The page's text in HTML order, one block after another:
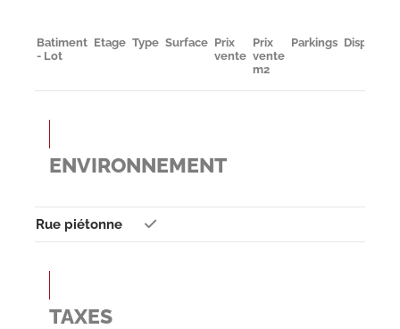
Batiment
- Lot
Etage Type Surface Prix
vente
Prix
vente
m2
Parkings
ENVIRONNEMENT
Rue piétonne
TAXES